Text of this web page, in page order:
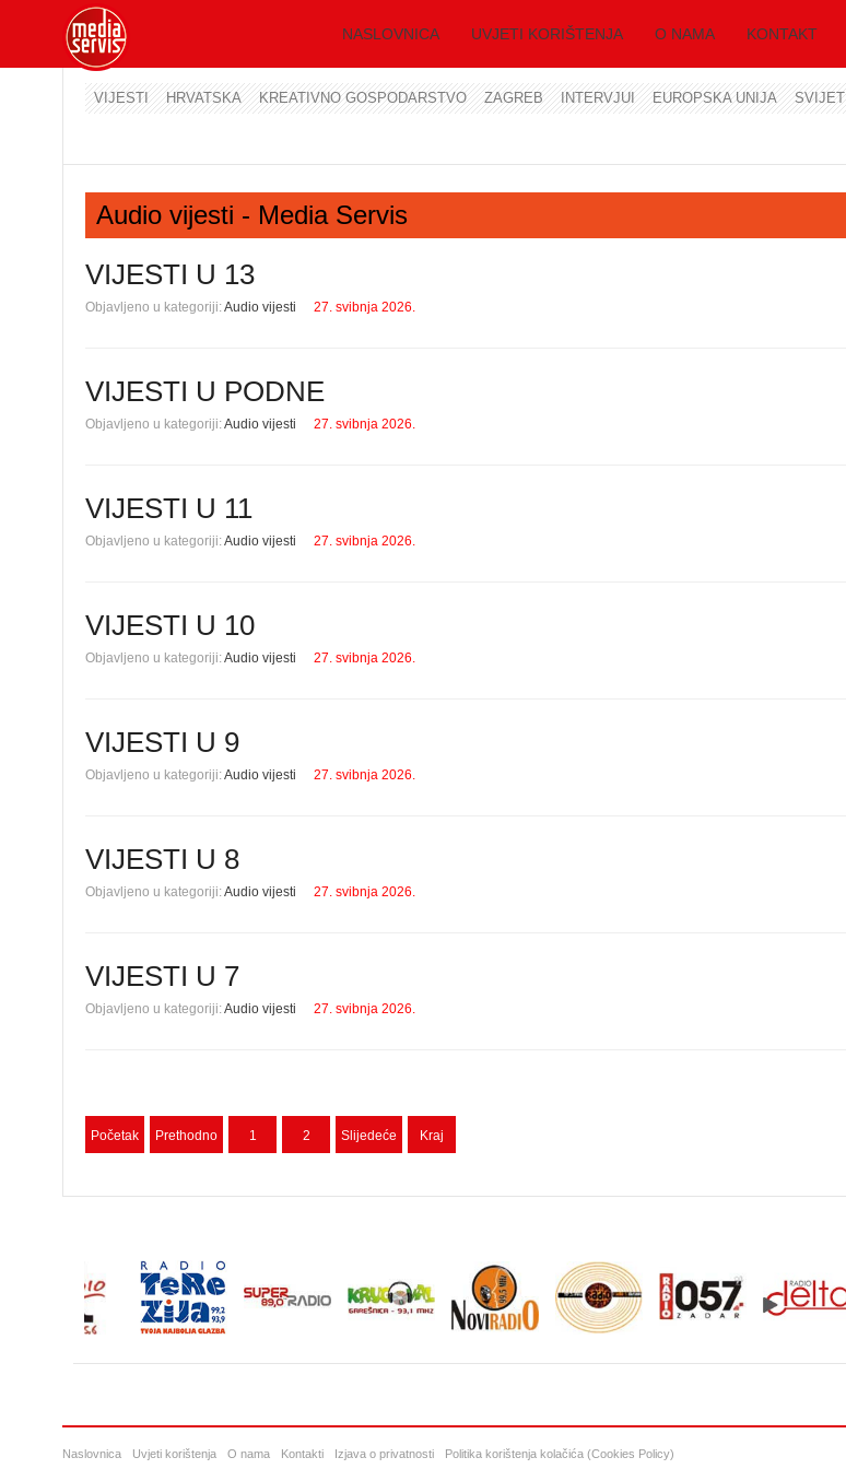
NASLOVNICA UVJETI KORIŠTENJA O NAMA KONTAKT
VIJESTI HRVATSKA KREATIVNO GOSPODARSTVO ZAGREB INTERVJUI EUROPSKA UNIJA SVIJET
Audio vijesti - Media Servis
VIJESTI U 13
Objavljeno u kategoriji:Audio vijesti 27. svibnja 2026.
VIJESTI U PODNE
Objavljeno u kategoriji:Audio vijesti 27. svibnja 2026.
VIJESTI U 11
Objavljeno u kategoriji:Audio vijesti 27. svibnja 2026.
VIJESTI U 10
Objavljeno u kategoriji:Audio vijesti 27. svibnja 2026.
VIJESTI U 9
Objavljeno u kategoriji:Audio vijesti 27. svibnja 2026.
VIJESTI U 8
Objavljeno u kategoriji:Audio vijesti 27. svibnja 2026.
VIJESTI U 7
Objavljeno u kategoriji:Audio vijesti 27. svibnja 2026.
Početak Prethodno 1 2 Slijedeće Kraj
Naslovnica Uvjeti korištenja O nama Kontakti Izjava o privatnosti Politika korištenja kolačića (Cookies Policy)